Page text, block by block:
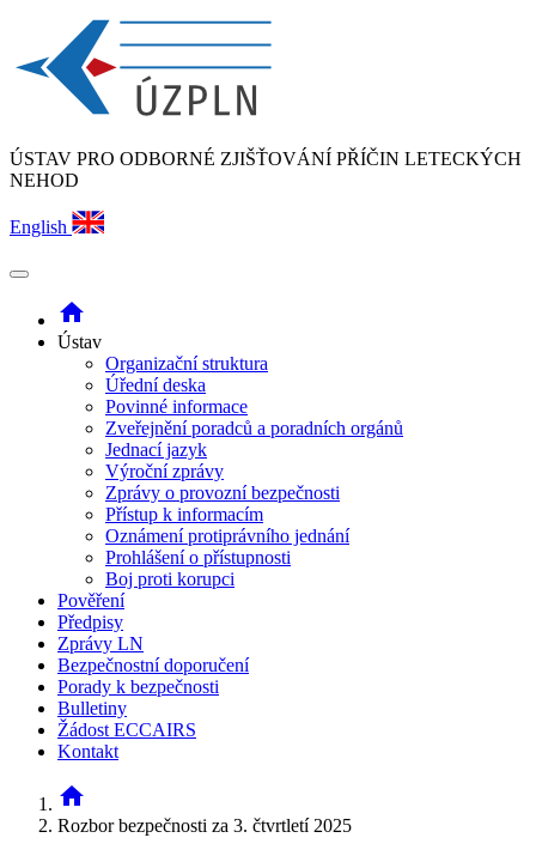
ÚSTAV PRO ODBORNÉ ZJIŠŤOVÁNÍ PŘÍČIN LETECKÝCH
NEHOD
English
home
Ústav
Organizační struktura
Úřední deska
Povinné informace
Zveřejnění poradců a poradních orgánů
Jednací jazyk
Výroční zprávy
Zprávy o provozní bezpečnosti
Přístup k informacím
Oznámení protiprávního jednání
Prohlášení o přístupnosti
Boj proti korupci
Pověření
Předpisy
Zprávy LN
Bezpečnostní doporučení
Porady k bezpečnosti
Bulletiny
Žádost ECCAIRS
Kontakt
home
Rozbor bezpečnosti za 3. čtvrtletí 2025